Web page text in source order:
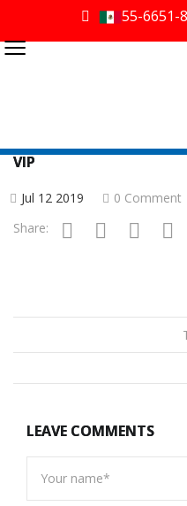
55-
≡
VIP
Jul 12 2019
0 Comment
Share:
LEAVE COMMENTS